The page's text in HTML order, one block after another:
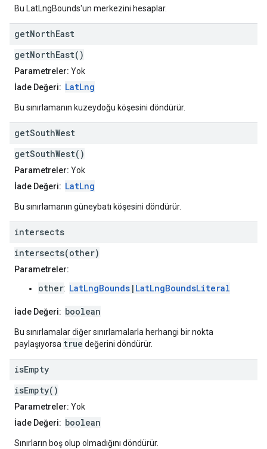
Bu LatLngBounds'un merkezini hesaplar.
getNorthEast
getNorthEast()
Parametreler: Yok
İade Değeri: LatLng
Bu sınırlamanın kuzeydoğu köşesini döndürür.
getSouthWest
getSouthWest()
Parametreler: Yok
İade Değeri: LatLng
Bu sınırlamanın güneybatı köşesini döndürür.
intersects
intersects(other)
Parametreler:
other: LatLngBounds | LatLngBoundsLiteral
İade Değeri: boolean
Bu sınırlamalar diğer sınırlamalarla herhangi bir nokta
paylaşıyorsa true değerini döndürür.
isEmpty
isEmpty()
Parametreler: Yok
İade Değeri: boolean
Sınırların boş olup olmadığını döndürür.